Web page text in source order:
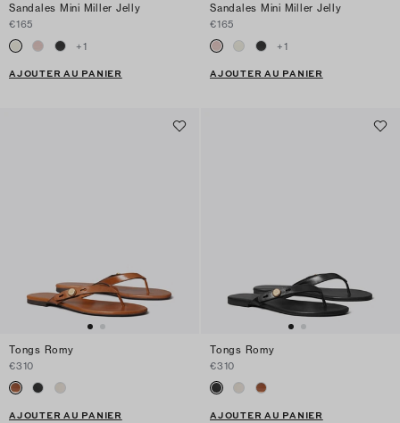
Sandales Mini Miller Jelly
€165
+1
AJOUTER AU PANIER
Sandales Mini Miller Jelly
€165
+1
AJOUTER AU PANIER
Tongs Romy
€310
AJOUTER AU PANIER
Tongs Romy
€310
AJOUTER AU PANIER